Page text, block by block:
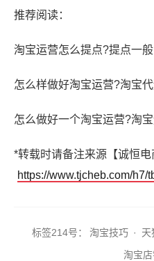
推荐阅读：
淘宝运营怎么提点?提点一
怎么样做好淘宝运营?淘宝
怎么做好一个淘宝运营?淘
*转载时请备注来源【诚恒电
https://www.tjcheb.com/h7/
标签214号： 淘宝技巧 · 天
淘宝